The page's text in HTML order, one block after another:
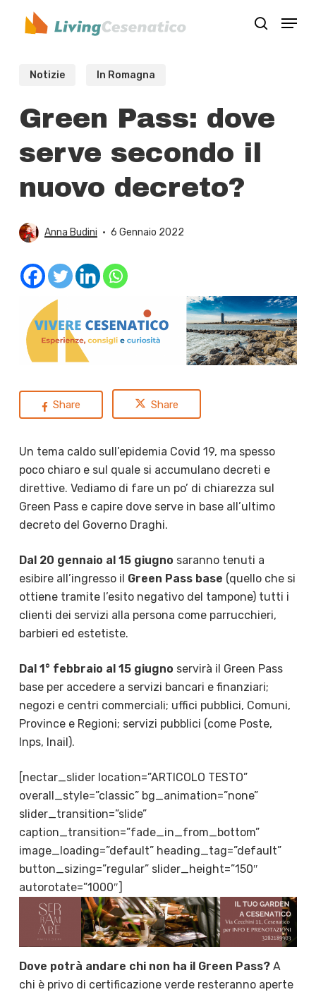
search
Menu
Notizie In Romagna
Green Pass: dove
serve secondo il
nuovo decreto?
Anna Budini 6 Gennaio 2022
Share Share
Un tema caldo sull’epidemia Covid 19, ma spesso
poco chiaro e sul quale si accumulano decreti e
direttive. Vediamo di fare un po’ di chiarezza sul
Green Pass e capire dove serve in base all’ultimo
decreto del Governo Draghi.
Dal 20 gennaio al 15 giugno saranno tenuti a
esibire all’ingresso il Green Pass base (quello che si
ottiene tramite l’esito negativo del tampone) tutti i
clienti dei servizi alla persona come parrucchieri,
barbieri ed estetiste.
Dal 1° febbraio al 15 giugno servirà il Green Pass
base per accedere a servizi bancari e finanziari;
negozi e centri commerciali; uffici pubblici, Comuni,
Province e Regioni; servizi pubblici (come Poste,
Inps, Inail).
[nectar_slider location=”ARTICOLO TESTO”
overall_style=”classic” bg_animation=”none”
slider_transition=”slide”
caption_transition=”fade_in_from_bottom”
image_loading=”default” heading_tag=”default”
button_sizing=”regular” slider_height=”150″
autorotate=”1000″]
Dove potrà andare chi non ha il Green Pass?A
chi è privo di certificazione verde resteranno aperte